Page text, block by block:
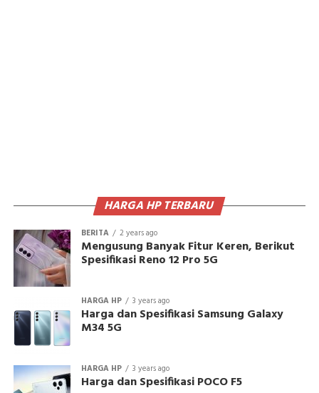
HARGA HP TERBARU
BERITA 2 years ago
Mengusung Banyak Fitur Keren, Berikut
Spesifikasi Reno 12 Pro 5G
HARGA HP 3 years ago
Harga dan Spesifikasi Samsung Galaxy
M34 5G
HARGA HP 3 years ago
Harga dan Spesifikasi POCO F5